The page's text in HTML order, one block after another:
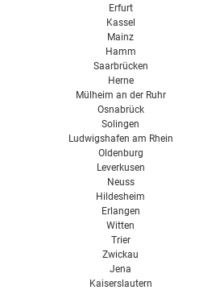
Erfurt
Kassel
Mainz
Hamm
Saarbrücken
Herne
Mülheim an der Ruhr
Osnabrück
Solingen
Ludwigshafen am Rhein
Oldenburg
Leverkusen
Neuss
Hildesheim
Erlangen
Witten
Trier
Zwickau
Jena
Kaiserslautern